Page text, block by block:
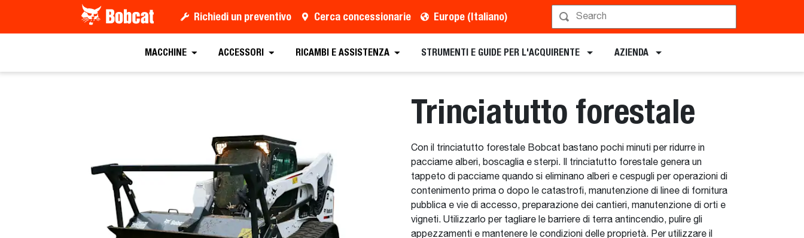
Richiedi un preventivo Cerca concessionarie Europe (Italiano)
MACCHINE ACCESSORI RICAMBI E ASSISTENZA STRUMENTI E GUIDE PER L'ACQUIRENTE AZIENDA
Trinciatutto forestale
Con il trinciatutto forestale Bobcat bastano pochi minuti per ridurre in
pacciame alberi, boscaglia e sterpi. Il trinciatutto forestale genera un
tappeto di pacciame quando si eliminano alberi e cespugli per operazioni di
contenimento prima o dopo le catastrofi, manutenzione di linee di fornitura
pubblica e vie di accesso, preparazione dei cantieri, manutenzione di orti e
vigneti. Utilizzarlo per tagliare le barriere di terra antincendio, pulire gli
appezzamenti e mantenere le condizioni delle proprietà. Per utilizzare il
Richiedi un preventivo Cerca un concessionario Richiedi una brochure Pianifica una demo